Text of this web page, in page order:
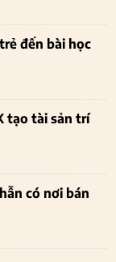
đến bài học
tạo tài sản trí
có nơi bán